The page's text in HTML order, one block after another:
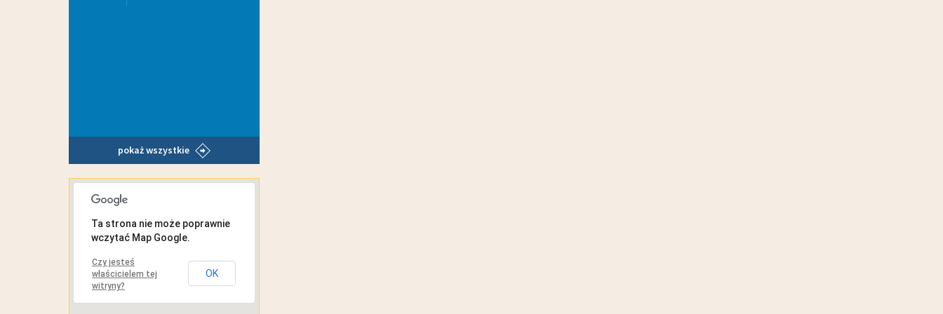
pokaż wszystkie
MAPA INTERAKTYWNA
Ta strona nie może poprawnie
wczytać Map Google.
Czy jesteś
właścicielem tej
witryny?
OK